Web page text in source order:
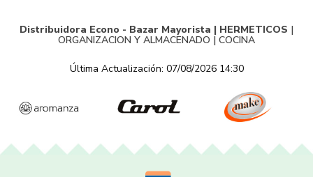
Distribuidora Econo - Bazar Mayorista | HERMETICOS |
ORGANIZACION Y ALMACENADO | COCINA
Última Actualización: 07/08/2026 14:30